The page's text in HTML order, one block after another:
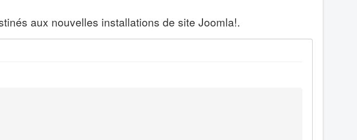
aux nouvelles installations de site Joomla!.